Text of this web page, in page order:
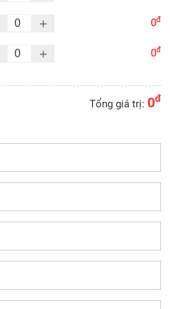
+ 0đ
+ 0đ
Tổng giá trị: 0đ